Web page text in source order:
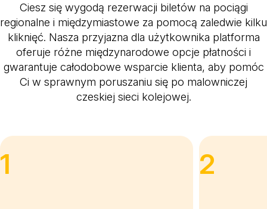
Ciesz się wygodą rezerwacji biletów na pociągi
regionalne i międzymiastowe za pomocą zaledwie kilku
kliknięć. Nasza przyjazna dla użytkownika platforma
oferuje różne międzynarodowe opcje płatności i
gwarantuje całodobowe wsparcie klienta, aby pomóc
Ci w sprawnym poruszaniu się po malowniczej
czeskiej sieci kolejowej.
1 2